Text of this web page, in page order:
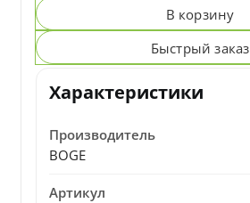
В корзину
Быстрый заказ
Характеристики
Производитель
BOGE
Артикул